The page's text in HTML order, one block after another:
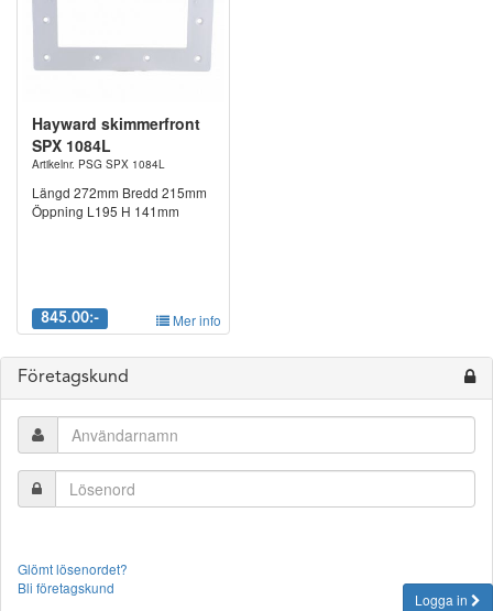
Hayward skimmerfront
SPX 1084L
Artikelnr. PSG SPX 1084L
Längd 272mm Bredd 215mm
Öppning L195 H 141mm
845.00:- Mer info
Företagskund
Glömt lösenordet?
Bli företagskund
Logga in